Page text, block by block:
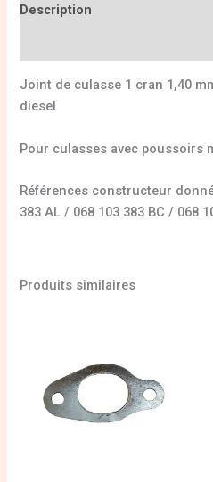
Description
Joint de culasse 1 cran 1,40
diesel
Pour culasses avec poussoirs
Références constructeur
383 AL / 068 103 383 BC / 068
Produits similaires